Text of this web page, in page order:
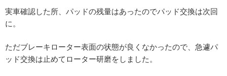
実車確認した所、パッドの残量はあったのでパッド交換は次回
に。
ただブレーキローター表面の状態が良くなかったので、急遽パ
ッド交換は止めてローター研磨をしました。